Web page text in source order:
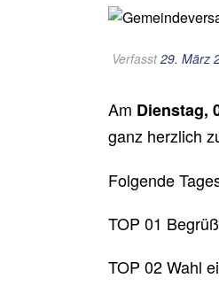
Verfasst29. März
Am Dienstag,
ganz herzlich
Folgende
TOP 01
TOP 02 Wahl